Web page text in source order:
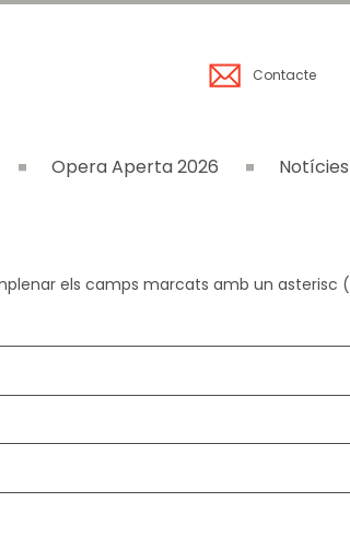
Contacte
Opera Aperta 2026 Notícies
els camps marcats amb un asterisc (